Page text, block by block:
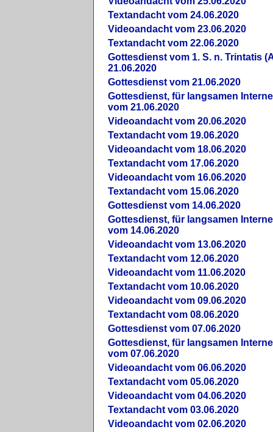
Textandacht vom 24.06.2020
Videoandacht vom 23.06.2020
Textandacht vom 22.06.2020
Gottesdienst vom 1. S. n. Trintatis
21.06.2020
Gottesdienst vom 21.06.2020
Gottesdienst, für langsamen
vom 21.06.2020
Videoandacht vom 20.06.2020
Textandacht vom 19.06.2020
Videoandacht vom 18.06.2020
Textandacht vom 17.06.2020
Videoandacht vom 16.06.2020
Textandacht vom 15.06.2020
Gottesdienst vom 14.06.2020
Gottesdienst, für langsamen
vom 14.06.2020
Videoandacht vom 13.06.2020
Textandacht vom 12.06.2020
Videoandacht vom 11.06.2020
Textandacht vom 10.06.2020
Videoandacht vom 09.06.2020
Textandacht vom 08.06.2020
Gottesdienst vom 07.06.2020
Gottesdienst, für langsamen
vom 07.06.2020
Videoandacht vom 06.06.2020
Textandacht vom 05.06.2020
Videoandacht vom 04.06.2020
Textandacht vom 03.06.2020
Videoandacht vom 02.06.2020